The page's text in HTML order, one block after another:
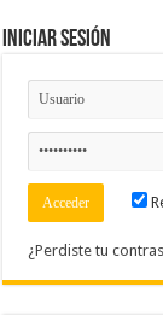
Iniciar Sesión
¿Perdiste tu